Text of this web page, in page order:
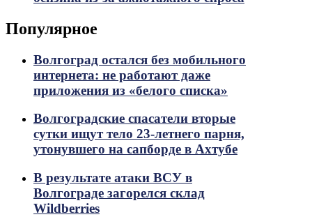
Популярное
Волгоград остался без мобильного
интернета: не работают даже
приложения из «белого списка»
Волгоградские спасатели вторые
сутки ищут тело 23-летнего парня,
утонувшего на сапборде в Ахтубе
В результате атаки ВСУ в
Волгограде загорелся склад
Wildberries